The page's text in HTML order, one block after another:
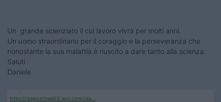
Un grande scienziato il cui lavoro vivrà per molti anni.
Un uomo straordinario per il coraggio e la perseveranza che
nonostante la sua malattia è riuscito a dare tanto alla scienza.
Saluti
Daniele
http://dagostinelli3.wix.com/da...